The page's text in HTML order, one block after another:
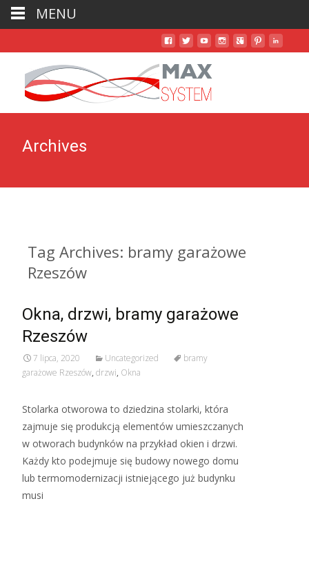
Archives
Tag Archives: bramy garażowe
Rzeszów
Okna, drzwi, bramy garażowe
Rzeszów
7 lipca, 2020 Uncategorized
bramy
garażowe Rzeszów, drzwi, Okna
Stolarka otworowa to dziedzina stolarki, która
zajmuje się produkcją elementów umieszczanych
w otworach budynków na przykład okien i drzwi.
Każdy kto podejmuje się budowy nowego domu
lub termomodernizacji istniejącego już budynku
musi
MENU